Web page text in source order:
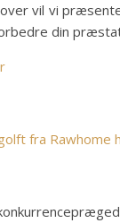
vil vi
din
fra Rawhome